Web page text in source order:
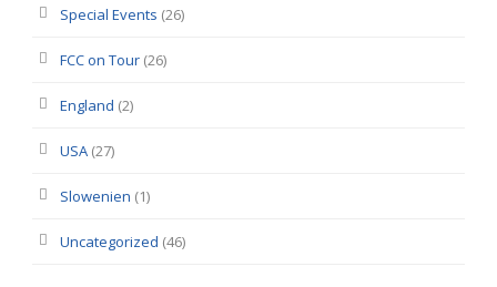
Special Events (26)
FCC on Tour (26)
England (2)
USA (27)
Slowenien (1)
Uncategorized (46)